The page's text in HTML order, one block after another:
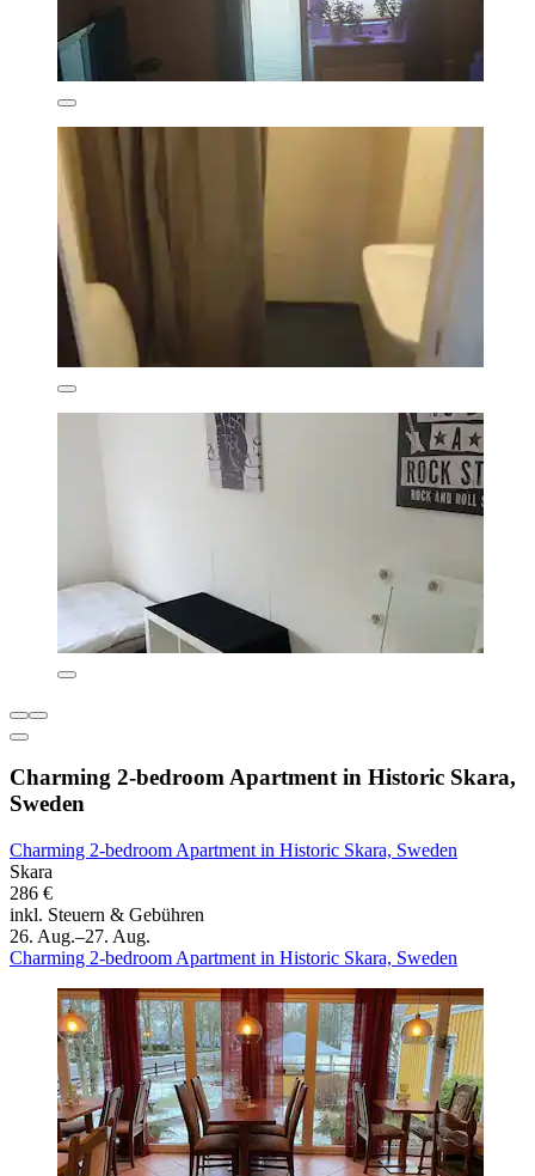
Charming 2-bedroom Apartment in Historic Skara,
Sweden
Charming 2-bedroom Apartment in Historic Skara, Sweden
Skara
286 €
inkl. Steuern & Gebühren
26. Aug.–27. Aug.
Charming 2-bedroom Apartment in Historic Skara, Sweden